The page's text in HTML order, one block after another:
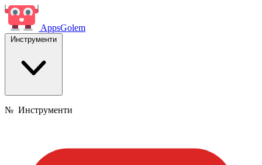
AppsGolem
Инструменти
№ Инструменти